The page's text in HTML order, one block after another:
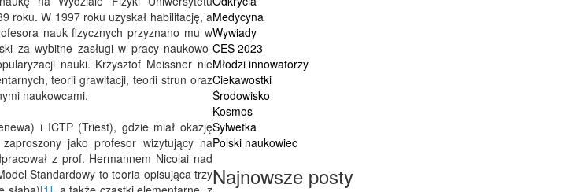
roku. W 1997 roku uzyskał habilitację, a
nauk fizycznych przyznano mu w
za wybitne zasługi w pracy naukowo-
nauki. Krzysztof Meissner nie
teorii grawitacji, teorii strun oraz
naukowcami.
i ICTP (Triest), gdzie miał okazję
jako profesor wizytujący na
z prof. Hermannem Nicolai nad
Standardowy to teoria opisująca trzy
Medycyna
Wywiady
CES 2023
Młodzi innowatorzy
Ciekawostki
Środowisko
Kosmos
Sylwetka
Polski naukowiec
Najnowsze posty